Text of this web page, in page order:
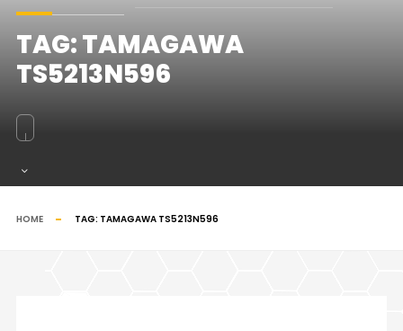
TAG:TAMAGAWA
TS5213N596
HOME TAG: TAMAGAWA TS5213N596